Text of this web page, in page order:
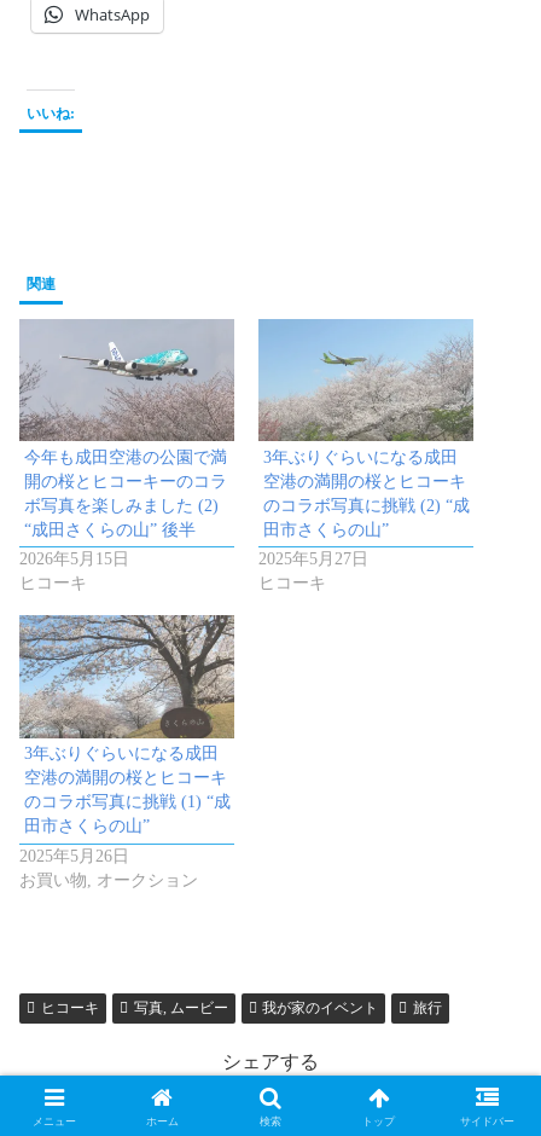
WhatsApp
いいね:
関連
今年も成田空港の公園で満
開の桜とヒコーキーのコラ
ボ写真を楽しみました (2)
“成田さくらの山” 後半
2026年5月15日
ヒコーキ
3年ぶりぐらいになる成田
空港の満開の桜とヒコーキ
のコラボ写真に挑戦 (2) “成
田市さくらの山”
2025年5月27日
ヒコーキ
3年ぶりぐらいになる成田
空港の満開の桜とヒコーキ
のコラボ写真に挑戦 (1) “成
田市さくらの山”
2025年5月26日
お買い物, オークション
ヒコーキ 写真, ムービー 我が家のイベント 旅行
シェアする
Facebook
メニュー ホーム 検索 トップ サイドバー